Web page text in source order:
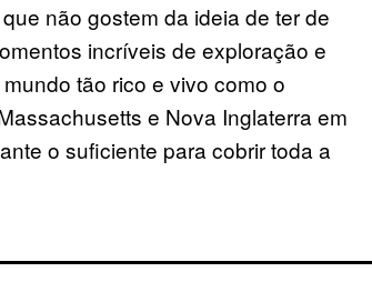
não gostem da ideia de ter de
incríveis de exploração e
tão rico e vivo como o
e Nova Inglaterra em
o suficiente para cobrir toda a